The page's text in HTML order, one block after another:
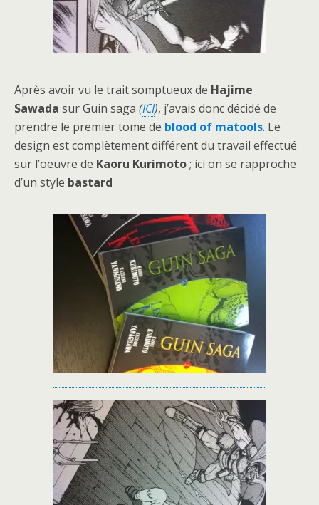
Après avoir vu le trait somptueux de Hajime
Sawada sur Guin saga (ICI), j’avais donc décidé de
prendre le premier tome de blood of matools. Le
design est complètement différent du travail effectué
sur l’oeuvre de Kaoru Kurimoto; ici on se rapproche
d’un style bastard